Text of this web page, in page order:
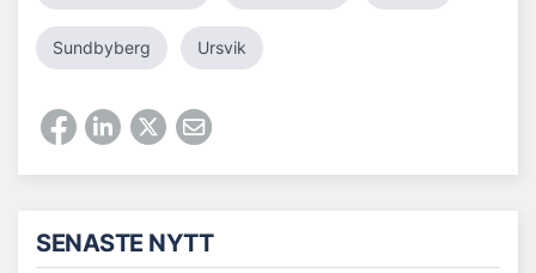
Sundbyberg Ursvik
SENASTE NYTT